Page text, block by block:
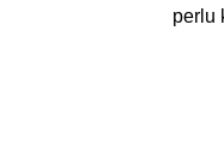
perlu